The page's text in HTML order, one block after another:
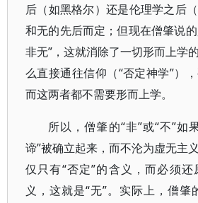
后（如黑格尔）还是伦理学之后
和无的先后而定；但现在僧肇说的
非无”，这就消除了一切形而上学
么直接通往信仰（“否定神学”）
而这两者都不需要形而上学。
所以，僧肇的“非”或“不”如
谛”被确立起来，而不沦为虚无主
仅只有“否定”的含义，而必须
义，这就是“无”。实际上，僧肇